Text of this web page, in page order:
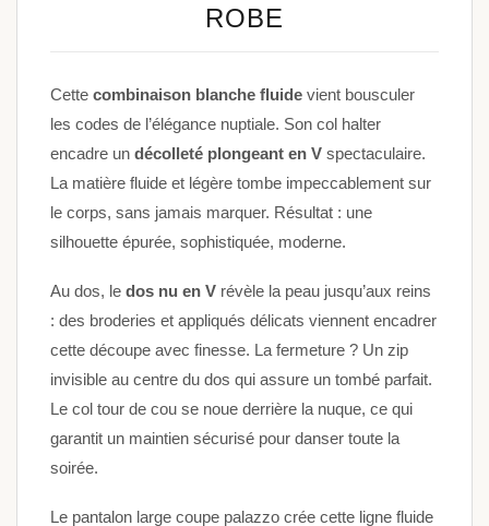
ROBE
Cette combinaison blanche fluide vient bousculer
les codes de l’élégance nuptiale. Son col halter
encadre un décolleté plongeant en V spectaculaire.
La matière fluide et légère tombe impeccablement sur
le corps, sans jamais marquer. Résultat : une
silhouette épurée, sophistiquée, moderne.
Au dos, le dos nu en V révèle la peau jusqu’aux reins
: des broderies et appliqués délicats viennent encadrer
cette découpe avec finesse. La fermeture ? Un zip
invisible au centre du dos qui assure un tombé parfait.
Le col tour de cou se noue derrière la nuque, ce qui
garantit un maintien sécurisé pour danser toute la
soirée.
Le pantalon large coupe palazzo crée cette ligne fluide